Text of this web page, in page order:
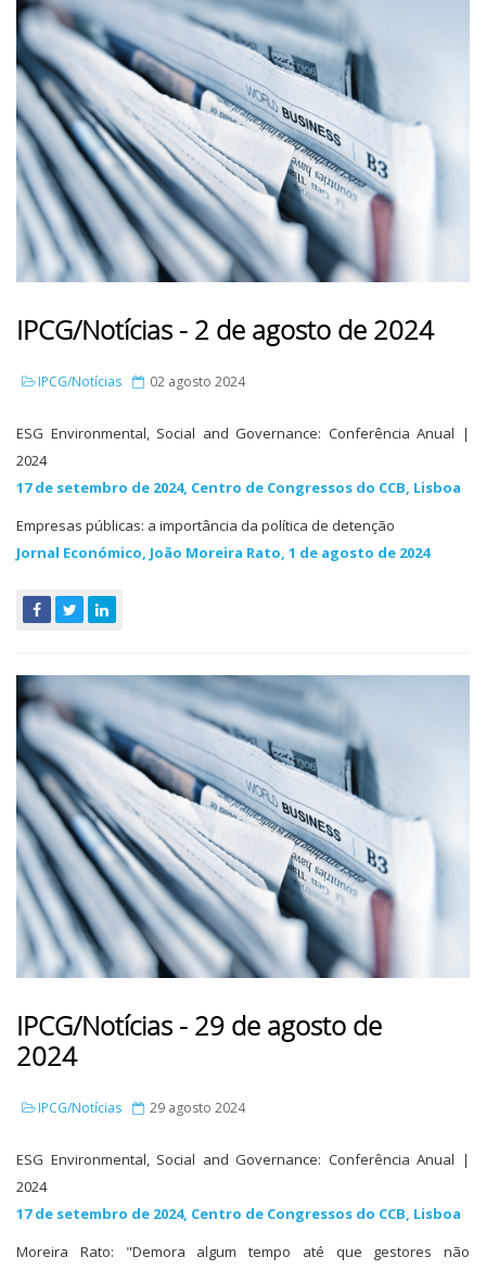
IPCG/Notícias - 2 de agosto de 2024
IPCG/Notícias 02 agosto 2024
ESG Environmental, Social and Governance: Conferência Anual |
2024
17 de setembro de 2024, Centro de Congressos do CCB, Lisboa
Empresas públicas: a importância da política de detenção
Jornal Económico, João Moreira Rato, 1 de agosto de 2024
IPCG/Notícias - 29 de agosto de
2024
IPCG/Notícias 29 agosto 2024
ESG Environmental, Social and Governance: Conferência Anual |
2024
17 de setembro de 2024, Centro de Congressos do CCB, Lisboa
Moreira Rato: "Demora algum tempo até que gestores não